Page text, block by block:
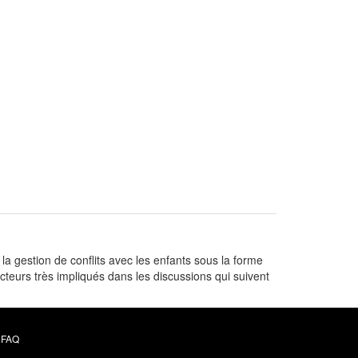
gestion de conflits avec les enfants sous la forme
très impliqués dans les discussions qui suivent
FAQ